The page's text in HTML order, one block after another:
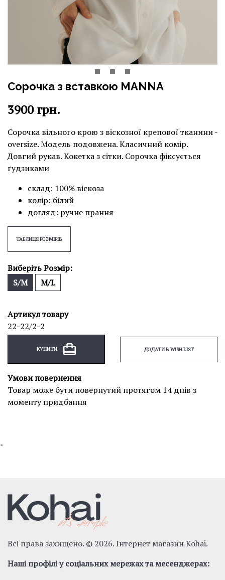
Сорочка з вставкою MANNA
3900грн.
Сорочка вільного крою з віскозної крепової тканини -
oversize. Модель подовжена. Класичний комір.
Довгий рукав. Кокетка з сітки. Сорочка фіксується
ґудзиками
склад: 100% віскоза
колір: білий
догляд: ручне прання
ТАБЛИЦЯ РОЗМІРІВ
Виберіть Розмір:
S/M
M/L
Артикул товару
22-22/2-2
КУПИТИ ДОДАТИ В WISH LIST
Умови повернення
Товар може бути повернутий протягом 14 днів з
моменту придбання
"
Всі права захищено. © 2026. Інтернет магазин Kohai.
Наші профілі у соціальних мережах та месенджерах: